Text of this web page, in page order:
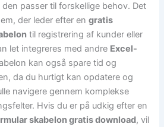
passer til forskellige behov. Det
der leder efter engratis
til registrering af kunder eller
let integreres med andre Excel-
kan også spare tid og
da du hurtigt kan opdatere og
navigere gennem komplekse
Hvis du er på udkig efter en
skabelon gratis download, vil